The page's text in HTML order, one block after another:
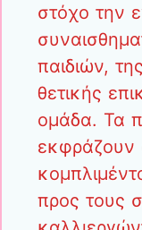
στόχο την
παιδιών,
θετικής
ομάδα. Τα
εκφράζουν
προς τους